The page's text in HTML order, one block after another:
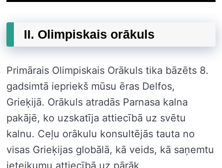
II. Olimpiskais orākuls
Primārais Olimpiskais Orākuls tika bāzēts 8.
gadsimtā iepriekš mūsu ēras Delfos,
Grieķijā. Orākuls atradās Parnasa kalna
pakājē, ko uzskatīja attiecībā uz svētu
kalnu. Ceļu orākulu konsultējās tauta no
visas Grieķijas globālā, kā veids, kā saņemtu